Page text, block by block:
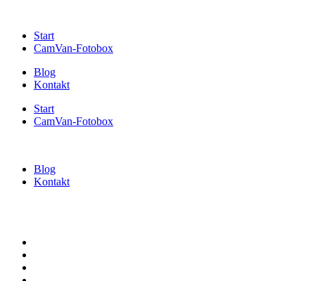
Start
CamVan-Fotobox
Blog
Kontakt
Start
CamVan-Fotobox
Blog
Kontakt